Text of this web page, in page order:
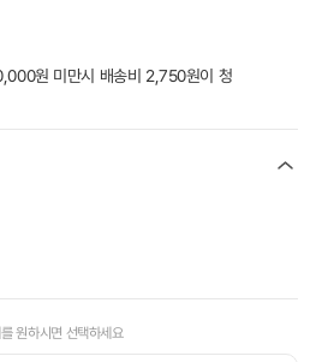
원 미만시 배송비 2,750원이 청
원하시면 선택하세요